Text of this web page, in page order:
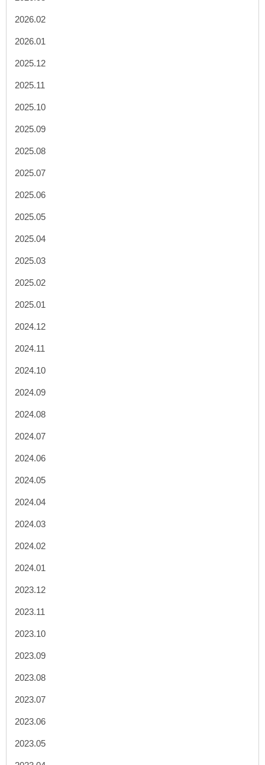
2026.02
2026.01
2025.12
2025.11
2025.10
2025.09
2025.08
2025.07
2025.06
2025.05
2025.04
2025.03
2025.02
2025.01
2024.12
2024.11
2024.10
2024.09
2024.08
2024.07
2024.06
2024.05
2024.04
2024.03
2024.02
2024.01
2023.12
2023.11
2023.10
2023.09
2023.08
2023.07
2023.06
2023.05